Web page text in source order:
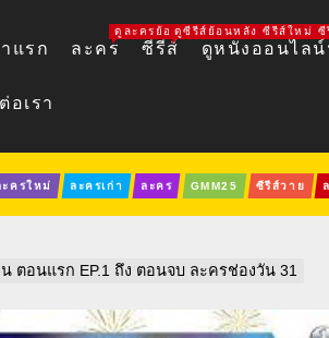
แรก ละคร
ดูละครย้อนหลัง ละครใหม่ ละครออ
ซีรีส์
ดูซีรีส์ย้อนหลัง ซีรีส์ใหม่ ซี
ดูหนังออนไลน์
อเรา
ะครใหม่ ละครเก่า ละคร GMM25 ซีรีส์วาย
ตอนแรก EP.1 ถึง ตอนจบ ละครช่องวัน 31